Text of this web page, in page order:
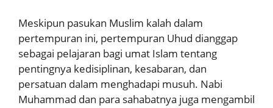
Meskipun pasukan Muslim kalah dalam
pertempuran ini, pertempuran Uhud dianggap
sebagai pelajaran bagi umat Islam tentang
pentingnya kedisiplinan, kesabaran, dan
persatuan dalam menghadapi musuh. Nabi
Muhammad dan para sahabatnya juga mengambil